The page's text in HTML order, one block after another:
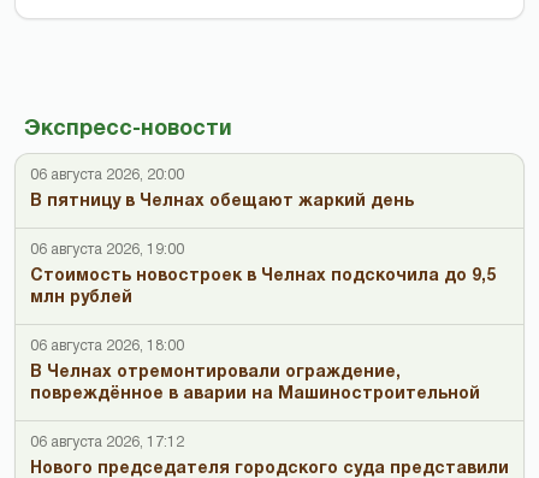
Экспресс-новости
06 августа 2026, 20:00
В пятницу в Челнах обещают жаркий день
06 августа 2026, 19:00
Стоимость новостроек в Челнах подскочила до 9,5
млн рублей
06 августа 2026, 18:00
В Челнах отремонтировали ограждение,
повреждённое в аварии на Машиностроительной
06 августа 2026, 17:12
Нового председателя городского суда представили